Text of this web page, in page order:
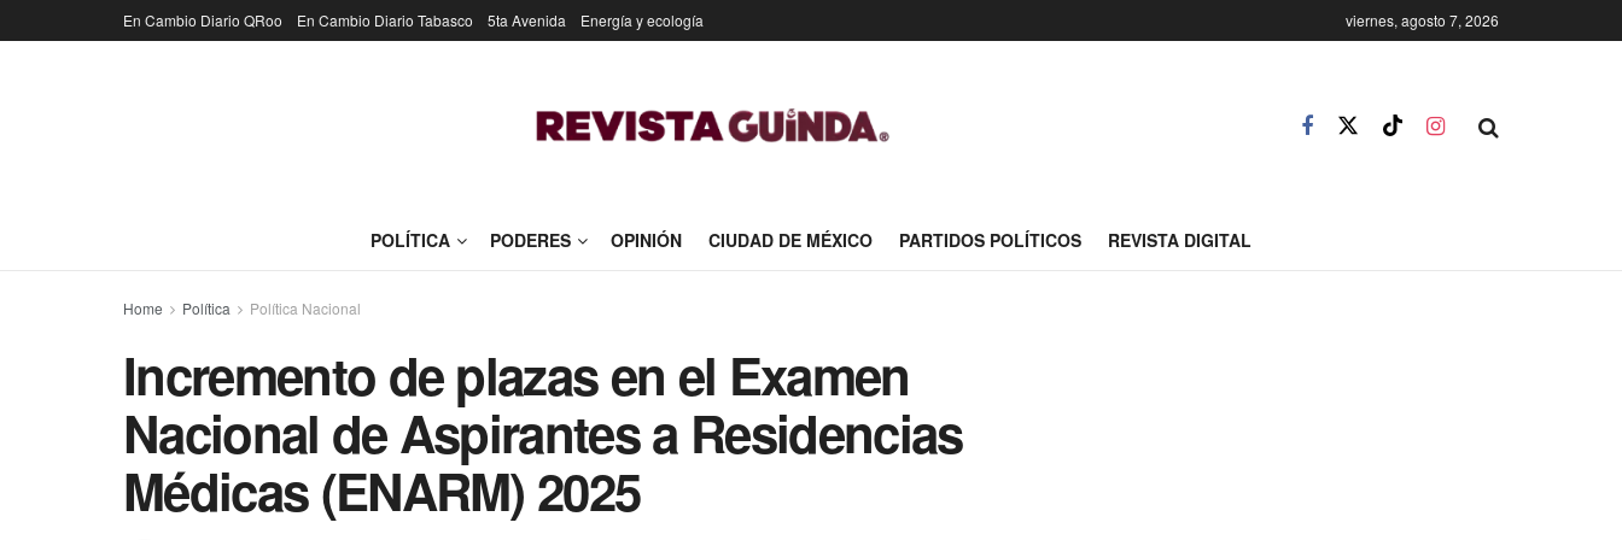
En Cambio Diario QRoo En Cambio Diario Tabasco 5ta Avenida Energía y ecología viernes, agosto 7, 2026
POLÍTICA PODERES OPINIÓN CIUDAD DE MÉXICO PARTIDOS POLÍTICOS REVISTA DIGITAL
Home Política Política Nacional
Incremento de plazas en el Examen
Nacional de Aspirantes a Residencias
Médicas (ENARM) 2025